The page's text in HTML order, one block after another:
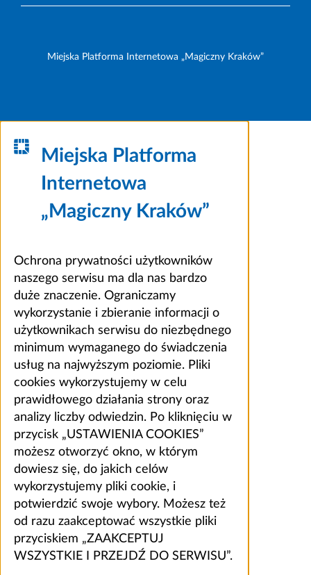
Miejska Platforma Internetowa „Magiczny Kraków”
Miejska Platforma
Internetowa
„Magiczny Kraków”
Ochrona prywatności użytkowników
naszego serwisu ma dla nas bardzo
duże znaczenie. Ograniczamy
wykorzystanie i zbieranie informacji o
użytkownikach serwisu do niezbędnego
minimum wymaganego do świadczenia
usług na najwyższym poziomie. Pliki
cookies wykorzystujemy w celu
prawidłowego działania strony oraz
analizy liczby odwiedzin. Po kliknięciu w
przycisk „USTAWIENIA COOKIES”
możesz otworzyć okno, w którym
dowiesz się, do jakich celów
wykorzystujemy pliki cookie, i
potwierdzić swoje wybory. Możesz też
od razu zaakceptować wszystkie pliki
przyciskiem „ZAAKCEPTUJ
WSZYSTKIE I PRZEJDŹ DO SERWISU”.